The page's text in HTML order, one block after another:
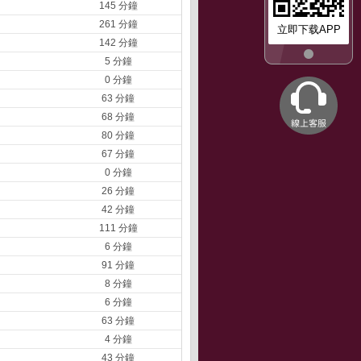
立即下载APP
145 分鐘
261 分鐘
142 分鐘
5 分鐘
0 分鐘
63 分鐘
68 分鐘
80 分鐘
67 分鐘
0 分鐘
26 分鐘
42 分鐘
111 分鐘
6 分鐘
91 分鐘
8 分鐘
6 分鐘
63 分鐘
4 分鐘
43 分鐘